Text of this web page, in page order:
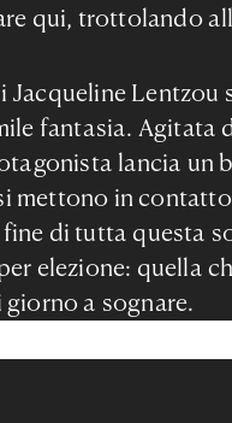
qui, trottolando
Lentzou
fantasia. Agitata
lancia un
mettono in
di tutta questa
elezione: quella
a sognare.